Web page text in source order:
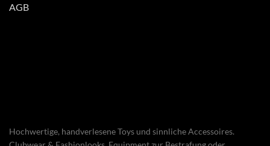
AGB
Hochwertige, handverlesene Toys und sinnliche Accessoires.